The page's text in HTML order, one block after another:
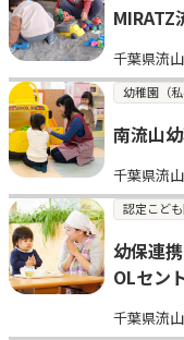
おすすめの園
エンクルの特徴と活用方
コラム
お知らせ
MIRATZ
千葉県流
幼稚園（私
南流山
千葉県流
認定こども
幼保連
OLセン
千葉県流